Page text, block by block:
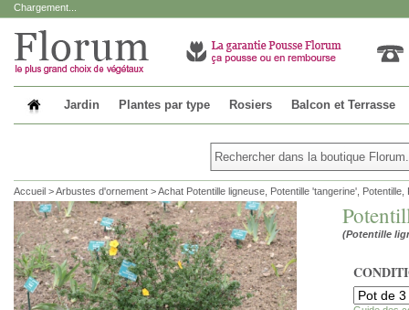
Chargement...
Jardin Plantes par type Rosiers Balcon et Terrasse
Accueil >Arbustes d'ornement >Achat Potentille ligneuse, Potentille 'tangerine', Potentille,
(Potentille